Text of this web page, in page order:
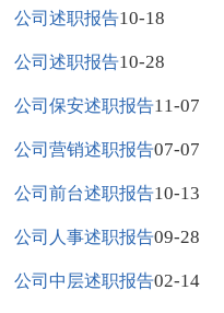
公司述职报告10-18
公司述职报告10-28
公司保安述职报告11-07
公司营销述职报告07-07
公司前台述职报告10-13
公司人事述职报告09-28
公司中层述职报告02-14